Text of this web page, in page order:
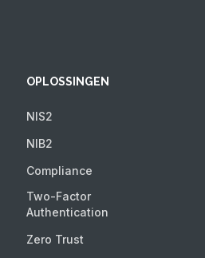
OPLOSSINGEN
NIS2
NIB2
Compliance
Two-Factor
Authentication
Zero Trust